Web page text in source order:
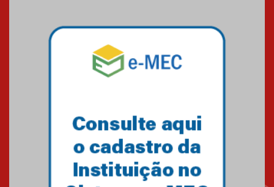
Professora do Mackenzie é
finalista do Prêmio Jabuti com
obra sobre ética e arquitetura
contemporânea
Semana Internacional
Mackenzie promove parcerias
internacionais
03.08.2026